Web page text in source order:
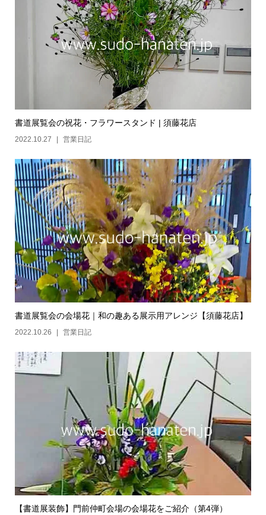
書道展覧会の祝花・フラワースタンド | 須藤花店
2022.10.27 営業日記
書道展覧会の会場花｜和の趣ある展示用アレンジ【須藤花店】
2022.10.26 営業日記
【書道展装飾】門前仲町会場の会場花をご紹介（第4弾）